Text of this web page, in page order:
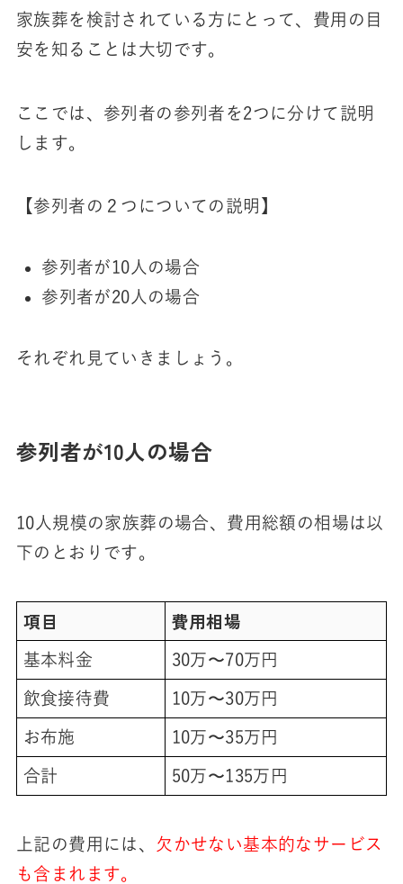
家族葬を検討されている方にとって、費用の目
安を知ることは大切です。
ここでは、参列者の参列者を2つに分けて説明
します。
【参列者の２つについての説明】
参列者が10人の場合
参列者が20人の場合
それぞれ見ていきましょう。
参列者が10人の場合
10人規模の家族葬の場合、費用総額の相場は以
下のとおりです。
項目 費用相場
基本料金 30万〜70万円
飲食接待費 10万〜30万円
お布施 10万〜35万円
合計 50万〜135万円
上記の費用には、 欠かせない基本的なサービス
も含まれます。